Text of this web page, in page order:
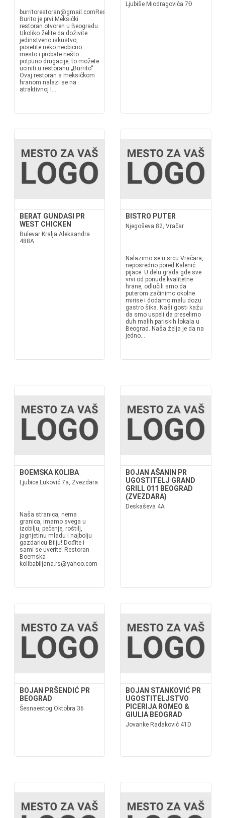
burritorestoran@gmail.comRestoran
Burito je prvi Meksički
restoran otvoren u Beogradu.
Ukoliko želite da doživite
jedinstveno iskustvo,
posetite neko neobicno
mesto i probate nešto
potpuno drugacije, to možete
uciniti u restoranu „Burrito“.
Ovaj restoran s meksičkom
hranom nalazi se na
atraktivnoj l...
Ljubiše Miodragovića 7Đ
BERAT GUNDASI PR
WEST CHICKEN
Bulevar Kralja Aleksandra
488A
BISTRO PUTER
Njegoševa 82, Vračar
Nalazimo se u srcu Vračara,
neposredno pored Kalenić
pijace. U delu grada gde sve
vrvi od ponude kvalitetne
hrane, odlučili smo da
puterom začinimo okolne
mirise i dodamo malu dozu
gastro šika. Naši gosti kažu
da smo uspeli da preselimo
duh malih pariskih lokala u
Beograd. Naša želja je da na
jedno...
BOEMSKA KOLIBA
Ljubice Luković 7a, Zvezdara
Naša stranica, nema
granica, imamo svega u
izobilju, pečenje, roštilj,
jagnjetinu mladu i najbolju
gazdaricu Bilju! Dođite i
sami se uverite! Restoran
Boemska
kolibabiljana.rs@yahoo.com
BOJAN AŠANIN PR
UGOSTITELJ GRAND
GRILL 011 BEOGRAD
(ZVEZDARA)
Deskaševa 4A
BOJAN PRŠENDIĆ PR
BEOGRAD
Šesnaestog Oktobra 36
BOJAN STANKOVIĆ PR
UGOSTITELJSTVO
PICERIJA ROMEO &
GIULIA BEOGRAD
Jovanke Radaković 41D